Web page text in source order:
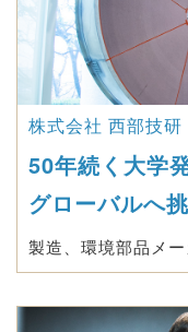
株式会社 西部技研
50年続く大学
グローバルへ
製造、環境部品メ